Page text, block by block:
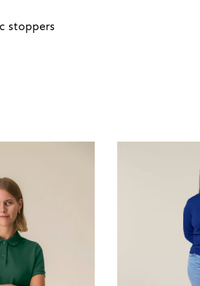
stoppers